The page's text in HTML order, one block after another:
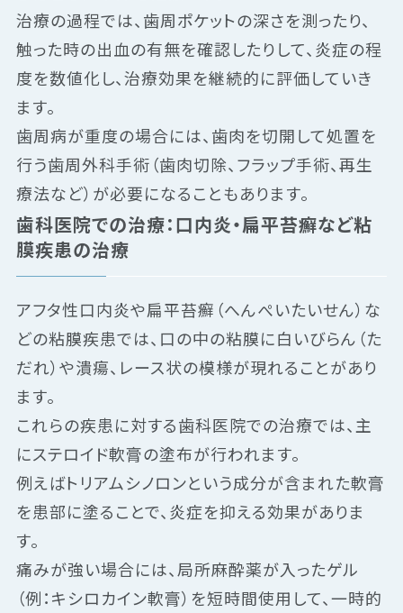
治療の過程では、歯周ポケットの深さを測ったり、
触った時の出血の有無を確認したりして、炎症の程
度を数値化し、治療効果を継続的に評価していき
ます。
歯周病が重度の場合には、歯肉を切開して処置を
行う歯周外科手術（歯肉切除、フラップ手術、再生
療法など）が必要になることもあります。
歯科医院での治療：口内炎・扁平苔癬など粘
膜疾患の治療
アフタ性口内炎や扁平苔癬（へんぺいたいせん）な
どの粘膜疾患では、口の中の粘膜に白いびらん（た
だれ）や潰瘍、レース状の模様が現れることがあり
ます。
これらの疾患に対する歯科医院での治療では、主
にステロイド軟膏の塗布が行われます。
例えばトリアムシノロンという成分が含まれた軟膏
を患部に塗ることで、炎症を抑える効果がありま
す。
痛みが強い場合には、局所麻酔薬が入ったゲル
（例：キシロカイン軟膏）を短時間使用して、一時的